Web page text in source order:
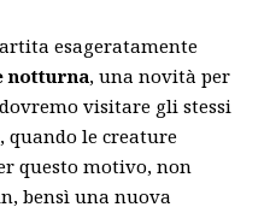
esageratamente
notturna, una novità per
visitare gli stessi
le creature
questo motivo, non
bensì una nuova